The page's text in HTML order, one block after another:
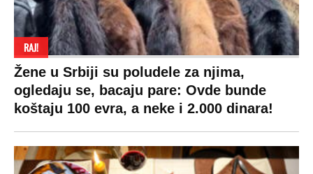
RAJ!
Žene u Srbiji su poludele za njima,
ogledaju se, bacaju pare: Ovde bunde
koštaju 100 evra, a neke i 2.000 dinara!